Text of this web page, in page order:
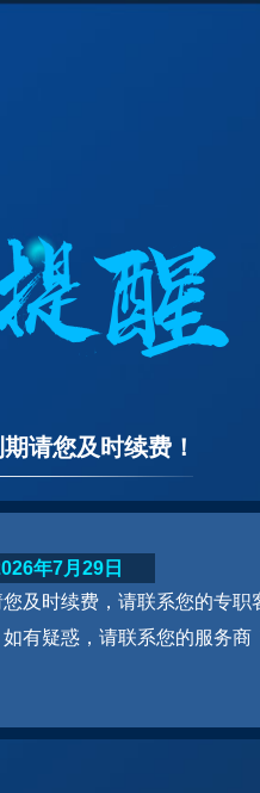
请您及时续费！
及时续费，请联系您的专职
有疑惑，请联系您的服务商
年7月29日